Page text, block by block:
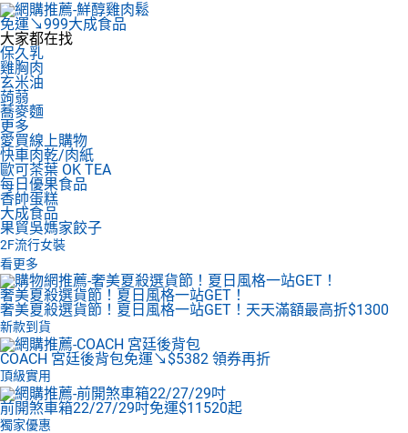
免運↘999大成食品
大家都在找
保久乳
雞胸肉
玄米油
蒟蒻
蕎麥麵
更多
愛買線上購物
快車肉乾/肉紙
歐可茶葉 OK TEA
每日優果食品
香帥蛋糕
大成食品
果貿吳媽家餃子
2F流行女裝
看更多
奢美夏殺選貨節！夏日風格一站GET！
奢美夏殺選貨節！夏日風格一站GET！天天滿額最高折$1300
新款到貨
COACH 宮廷後背包免運↘$5382 領券再折
頂級實用
前開煞車箱22/27/29吋免運$11520起
獨家優惠